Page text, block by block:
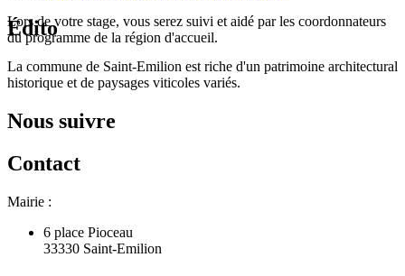
Lors de votre stage, vous serez suivi et aidé par les coordonnateurs
du programme de la région d'accueil.
Édito
La commune de Saint-Emilion est riche d'un patrimoine architectural
historique et de paysages viticoles variés.
Nous suivre
Contact
Mairie :
6 place Pioceau
33330 Saint-Emilion